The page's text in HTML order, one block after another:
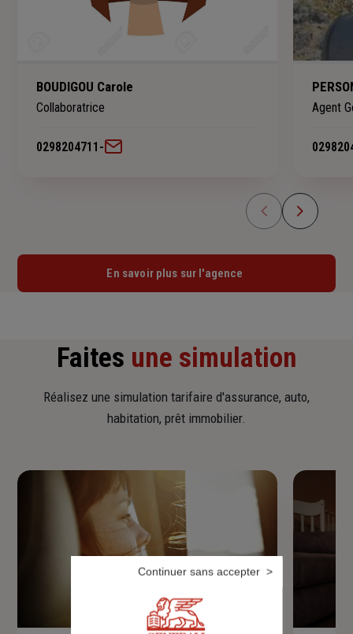
BOUDIGOU Carole
Collaboratrice
0298204711 -
Agent
En savoir plus sur l'agence
Faites une simulation
Réalisez une simulation tarifaire d'assurance, auto,
habitation, prêt immobilier.
Continuer sans accepter